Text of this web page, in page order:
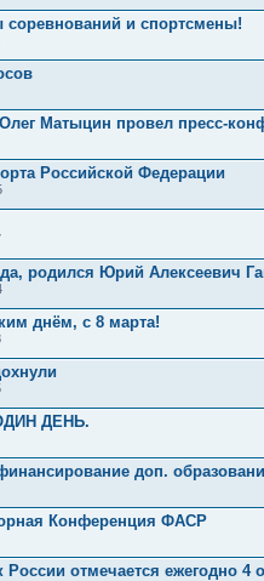
соревнований и спортсмены!
Матыцин провел пресс-
Российской Федерации
родился Юрий Алексеевич
днём, с 8 марта!
ДЕНЬ.
доп.
Конференция ФАСР
отмечается ежегодно 4